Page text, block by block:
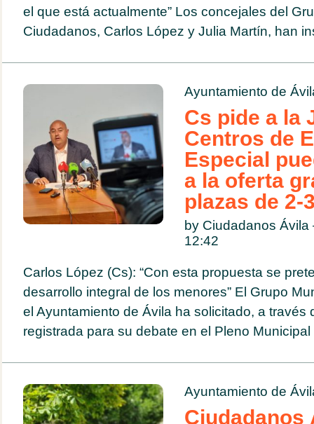
el que está actualmente” Los concejales del
Ciudadanos, Carlos López y Julia Martín, han
Ayuntamiento de
Cs pide a la
Centros de
Especial
a la oferta
plazas de 2-
by Ciudadanos
12:42
Carlos López (Cs): “Con esta propuesta se
desarrollo integral de los menores” El Grupo
el Ayuntamiento de Ávila ha solicitado, a través
registrada para su debate en el Pleno Municipal
Ayuntamiento de
Ciudadanos